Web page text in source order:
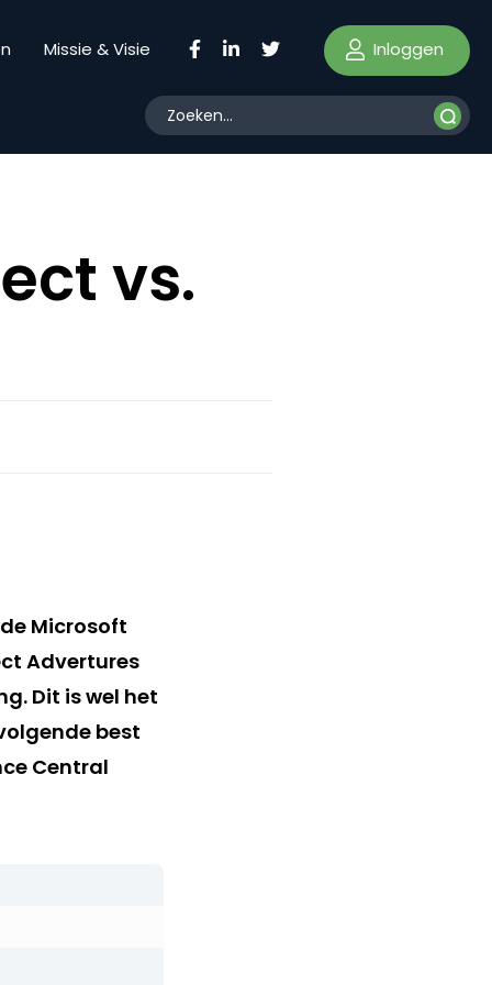
Missie & Visie Inloggen
vs.
Microsoft
Advertures
Dit is wel het
best
Central